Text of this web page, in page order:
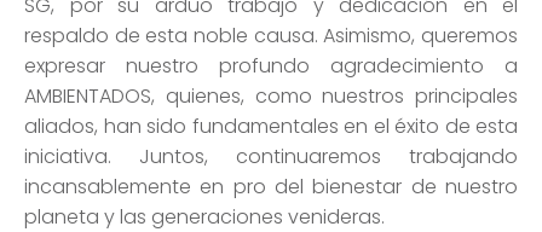
respaldo de esta noble causa. Asimismo, queremos
expresar nuestro profundo agradecimiento a
AMBIENTADOS, quienes, como nuestros principales
aliados, han sido fundamentales en el éxito de esta
iniciativa. Juntos, continuaremos trabajando
incansablemente en pro del bienestar de nuestro
planeta y las generaciones venideras.